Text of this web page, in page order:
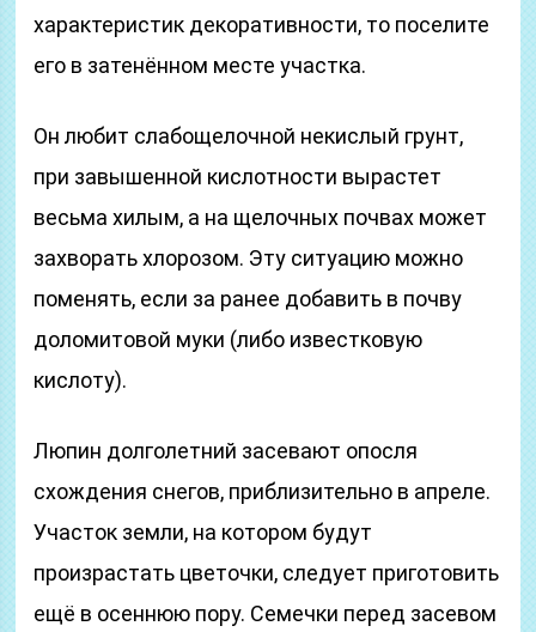
характеристик декоративности, то поселите
его в затенённом месте участка.
Он любит слабощелочной некислый грунт,
при завышенной кислотности вырастет
весьма хилым, а на щелочных почвах может
захворать хлорозом. Эту ситуацию можно
поменять, если за ранее добавить в почву
доломитовой муки (либо известковую
кислоту).
Люпин долголетний засевают опосля
схождения снегов, приблизительно в апреле.
Участок земли, на котором будут
произрастать цветочки, следует приготовить
ещё в осеннюю пору. Семечки перед засевом